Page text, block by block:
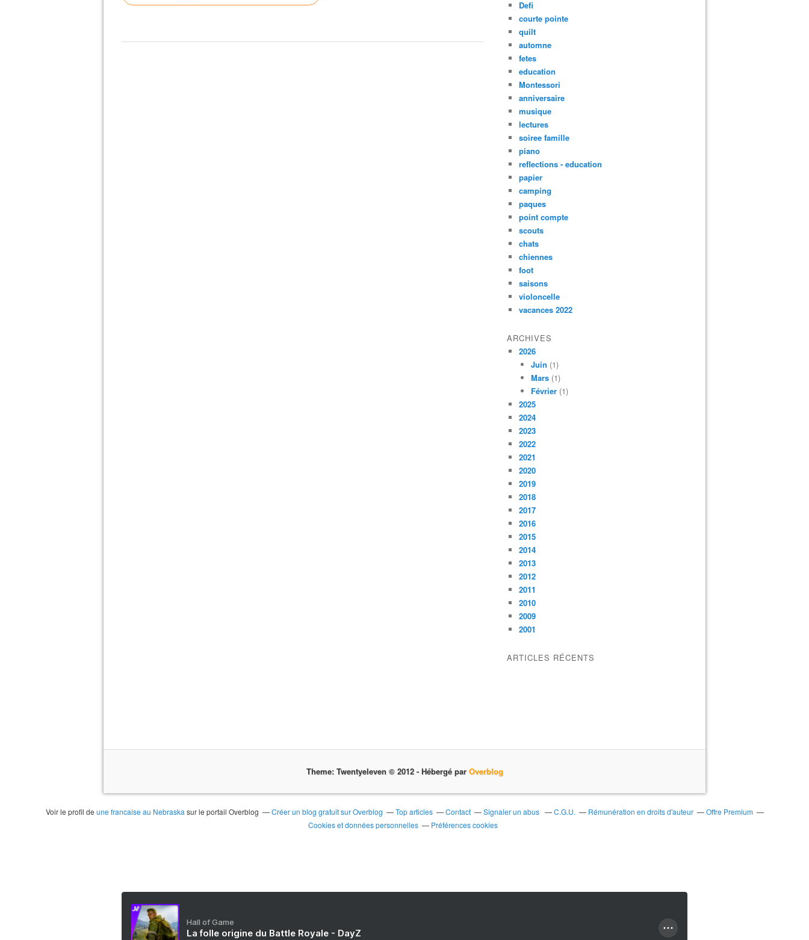
Defi
courte pointe
quilt
automne
fetes
education
Montessori
anniversaire
musique
lectures
soiree famille
piano
reflections - education
papier
camping
paques
point compte
scouts
chats
chiennes
foot
saisons
violoncelle
vacances 2022
ARCHIVES
2026
Juin (1)
Mars (1)
Février (1)
2025
2024
2023
2022
2021
2020
2019
2018
2017
2016
2015
2014
2013
2012
2011
2010
2009
2001
ARTICLES RÉCENTS
Theme: Twentyeleven © 2012 - Hébergé par Overblog
Voir le profil de une francaise au Nebraska sur le portail Overblog Créer un blog gratuit sur Overblog Top articles Contact Signaler un abus C.G.U. Rémunération en droits d'auteur
Offre Premium
Cookies et données personnelles
Préférences cookies
Hall of Game
La folle origine du Battle Royale - DayZ